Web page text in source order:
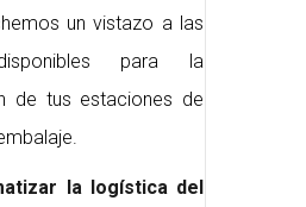
un vistazo a las
para la
de tus estaciones de
la logística del